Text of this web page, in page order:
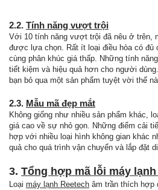
2.2. Tính năng vượt trội
Với 10 tính năng vượt trội đã nêu ở trên,
được lựa chọn. Rất ít loại điều hòa có đủ
cùng phân khúc giá thấp. Những tính
tiết kiệm và hiệu quả hơn cho người
bạn bỏ qua một sản phẩm tuyệt vời thế
2.3. Mẫu mã đẹp mắt
Không giống như nhiều sản phẩm khác,
giá cao về sự nhỏ gọn. Những điểm cải
hợp với nhiều loại hình không gian khác
quả cho quá trình vận chuyển và lắp đặt
3. Tổng hợp mã lỗi máy
Loại máy lạnh Reetech âm trần thích hợp